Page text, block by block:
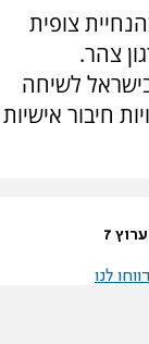
צופית
צהר.
לשיחה
חיבור אישיות
7
לנו